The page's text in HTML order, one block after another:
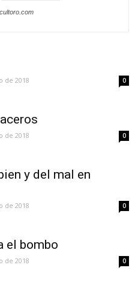
de 2018 0
de 2018 0
y del mal en
de 2018 0
el bombo
de 2018 0